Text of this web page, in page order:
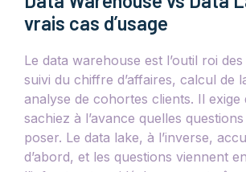
vrais cas d’usage
Le data warehouse est l’outil roi
suivi du chiffre d’affaires, calcul de
analyse de cohortes clients. Il exige
sachiez à l’avance quelles
poser. Le data lake, à l’inverse,
d’abord, et les questions viennent